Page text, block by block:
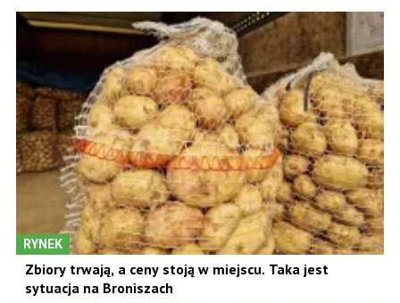
RYNEK
Zbiory trwają, a ceny stoją w miejscu. Taka jest
sytuacja na Broniszach